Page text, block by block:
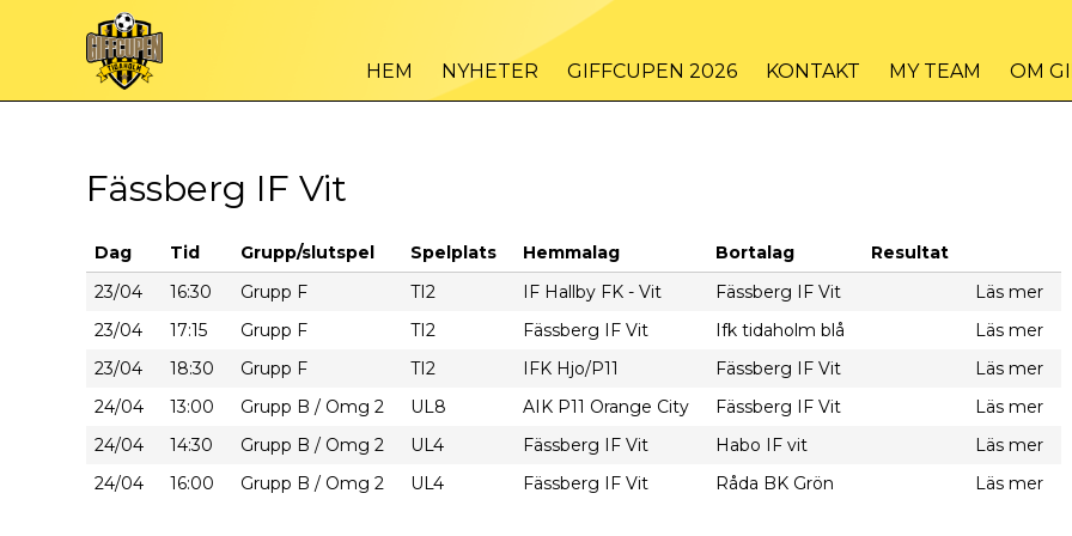
HEM NYHETER GIFFCUPEN 2026 KONTAKT MY TEAM OM
Fässberg IF Vit
Dag Tid Grupp/slutspel Spelplats Hemmalag Bortalag
Resultat
23/04
16:30 Grupp F TI2 IF Hallby FK - Vit Fässberg IF Vit
Läs mer
23/04
17:15 Grupp F TI2 Fässberg IF Vit Ifk tidaholm blå
Läs mer
23/04
18:30 Grupp F TI2 IFK Hjo/P11 Fässberg IF Vit
Läs mer
24/04
13:00 Grupp B / Omg 2 UL8 AIK P11 Orange City Fässberg IF Vit
Läs mer
24/04
14:30 Grupp B / Omg 2 UL4 Fässberg IF Vit Habo IF vit
Läs mer
24/04
16:00 Grupp B / Omg 2 UL4 Fässberg IF Vit Råda BK Grön Läs mer